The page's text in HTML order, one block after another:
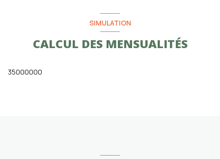
SIMULATION
CALCUL DES MENSUALITÉS
35000000